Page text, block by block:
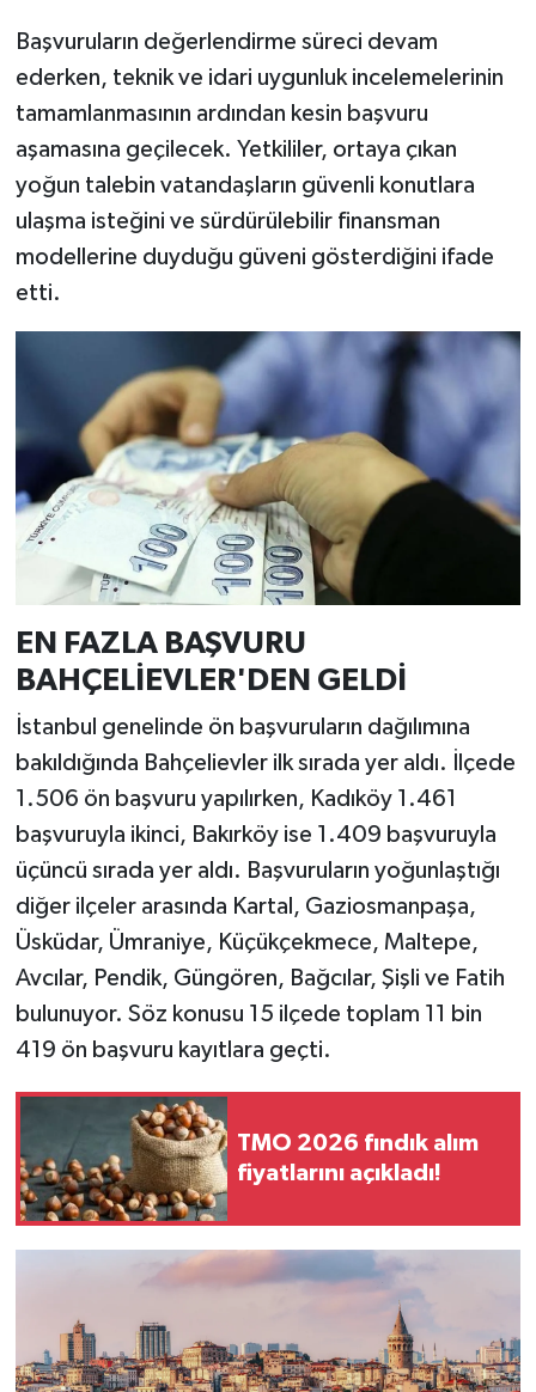
Başvuruların değerlendirme süreci devam
ederken, teknik ve idari uygunluk incelemelerinin
tamamlanmasının ardından kesin başvuru
aşamasına geçilecek. Yetkililer, ortaya çıkan
yoğun talebin vatandaşların güvenli konutlara
ulaşma isteğini ve sürdürülebilir finansman
modellerine duyduğu güveni gösterdiğini ifade
etti.
EN FAZLA BAŞVURU
BAHÇELİEVLER'DEN GELDİ
İstanbul genelinde ön başvuruların dağılımına
bakıldığında Bahçelievler ilk sırada yer aldı. İlçede
1.506 ön başvuru yapılırken, Kadıköy 1.461
başvuruyla ikinci, Bakırköy ise 1.409 başvuruyla
üçüncü sırada yer aldı. Başvuruların yoğunlaştığı
diğer ilçeler arasında Kartal, Gaziosmanpaşa,
Üsküdar, Ümraniye, Küçükçekmece, Maltepe,
Avcılar, Pendik, Güngören, Bağcılar, Şişli ve Fatih
bulunuyor. Söz konusu 15 ilçede toplam 11 bin
419 ön başvuru kayıtlara geçti.
TMO 2026 fındık alım
fiyatlarını açıkladı!